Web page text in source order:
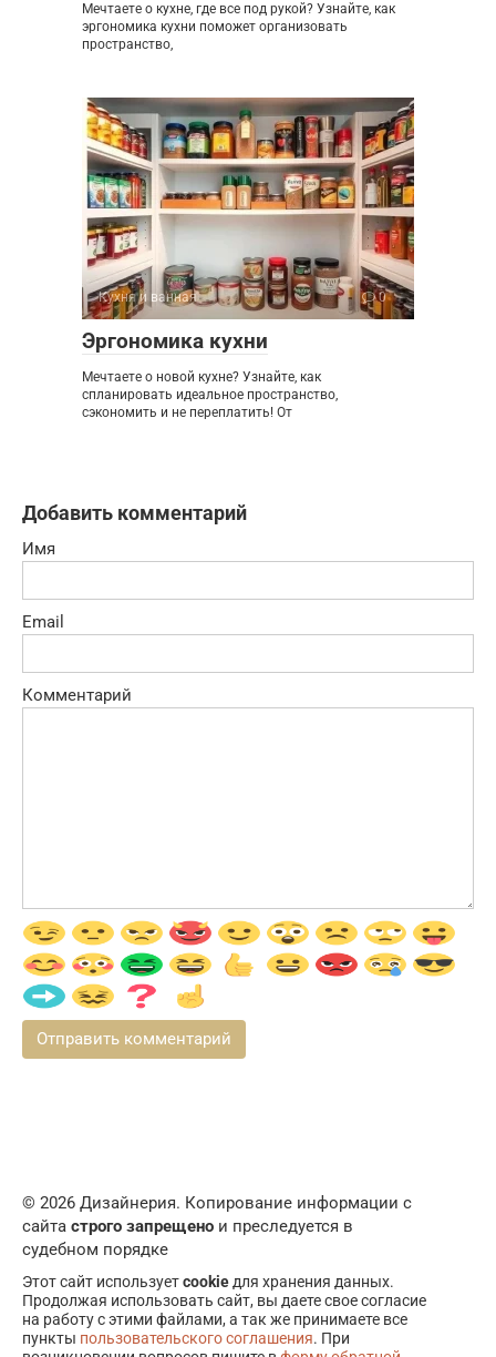
Мечтаете о кухне, где все под рукой? Узнайте, как
эргономика кухни поможет организовать
пространство,
Кухня и ванная 0
Эргономика кухни
Мечтаете о новой кухне? Узнайте, как
спланировать идеальное пространство,
сэкономить и не переплатить! От
Добавить комментарий
Имя
Email
Комментарий
© 2026 Дизайнерия. Копирование информации с
сайта строго запрещено и преследуется в
судебном порядке
Этот сайт используетcookie для хранения данных.
Продолжая использовать сайт, вы даете свое согласие
на работу с этими файлами, а так же принимаете все
пункты пользовательского соглашения. При